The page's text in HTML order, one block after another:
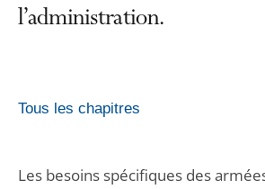
l’administration.
Tous les chapitres
Les besoins spécifiques des